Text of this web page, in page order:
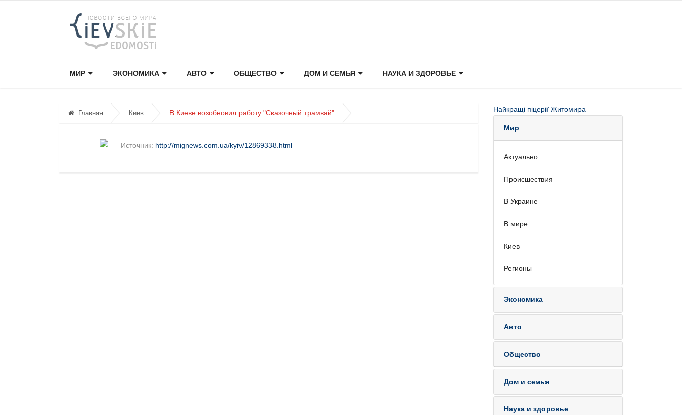
МИР ЭКОНОМИКА АВТО ОБЩЕСТВО ДОМ И СЕМЬЯ НАУКА И ЗДОРОВЬЕ
Главная Киев В Киеве возобновил работу "Сказочный трамвай"
Источник: http://mignews.com.ua/kyiv/12869338.html
Найкращі піцерії Житомира
Мир
Актуально
Происшествия
В Украине
В мире
Киев
Регионы
Экономика
Авто
Общество
Дом и семья
Наука и здоровье